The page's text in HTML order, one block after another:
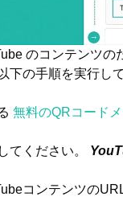
のコンテンツの
下の手順を実行し
無料のQRコード
てください。
コンテンツの